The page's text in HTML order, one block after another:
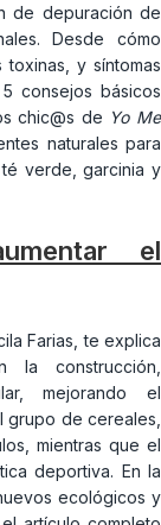
de depuración de
Desde cómo
y síntomas
consejos básicos
chic@s de Yo Me
naturales para
verde, garcinia y
el
Farias, te explica
la construcción,
mejorando el
de cereales,
mientras que el
deportiva. En la
ecológicos y